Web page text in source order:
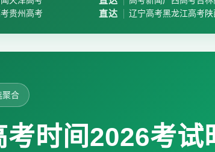
贵州高考 直达 辽宁高考黑龙江高考
聚合
考时间2026考试